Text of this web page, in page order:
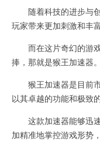
随着科技的进步与创
玩家带来更加刺激和丰
而在这片奇幻的游戏
捧，那就是猴王加速器。
猴王加速器是目前市
以其卓越的功能和极致
这款加速器能够迅速
加精准地掌控游戏形势